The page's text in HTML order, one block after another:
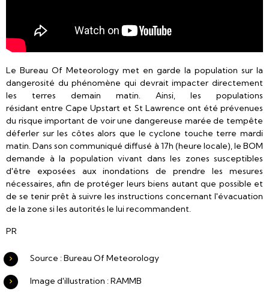
Le Bureau Of Meteorology met en garde la population sur la
dangerosité du phénomène qui devrait impacter directement
les terres demain matin. Ainsi, les populations
résidant entre Cape Upstart et St Lawrence ont été prévenues
du risque important de voir une dangereuse marée de tempête
déferler sur les côtes alors que le cyclone touche terre mardi
matin. Dans son communiqué diffusé à 17h (heure locale), le BOM
demande à la population vivant dans les zones susceptibles
d'être exposées aux inondations de prendre les mesures
nécessaires, afin de protéger leurs biens autant que possible et
de se tenir prêt à suivre les instructions concernant l'évacuation
de la zone si les autorités le lui recommandent.
PR
Source : Bureau Of Meteorology
Image d'illustration : RAMMB